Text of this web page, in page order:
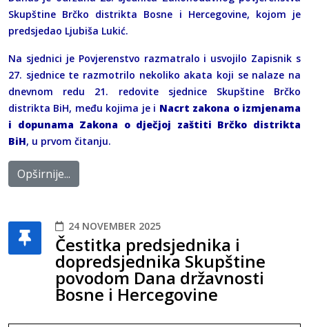
Skupštine Brčko distrikta Bosne i Hercegovine, kojom je
predsjedao Ljubiša Lukić.
Na sjednici je Povjerenstvo razmatralo i usvojilo Zapisnik s
27. sjednice te razmotrilo nekoliko akata koji se nalaze na
dnevnom redu 21. redovite sjednice Skupštine Brčko
distrikta BiH, među kojima je i Nacrt zakona o izmjenama
i dopunama Zakona o dječjoj zaštiti Brčko distrikta
BiH, u prvom čitanju.
Opširnije...
24 NOVEMBER 2025
Čestitka predsjednika i
dopredsjednika Skupštine
povodom Dana državnosti
Bosne i Hercegovine